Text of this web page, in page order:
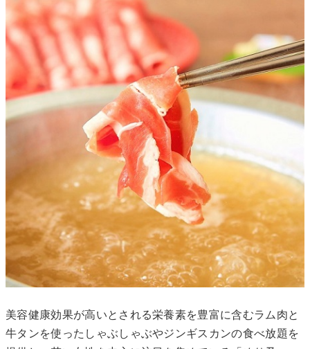
美容健康効果が高いとされる栄養素を豊富に含むラム肉と
牛タンを使ったしゃぶしゃぶやジンギスカンの食べ放題を